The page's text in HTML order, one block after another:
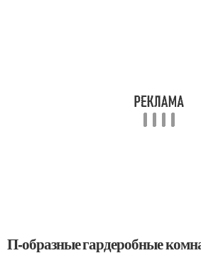
П-образные гардеробные